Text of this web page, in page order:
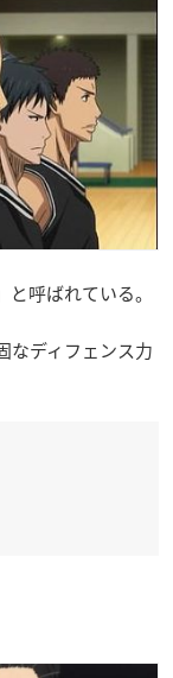
呼ばれている。
なディフェンス力